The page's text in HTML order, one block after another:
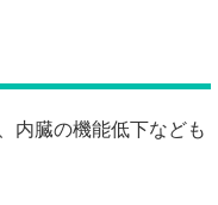
内臓の機能低下なども